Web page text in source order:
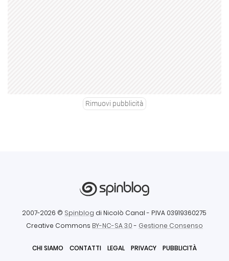
Rimuovi pubblicità
2007-2026 © Spinblog di Nicolò Canal - P.IVA 03919360275
Creative Commons BY-NC-SA 3.0- Gestione Consenso
CHI SIAMO CONTATTI LEGAL PRIVACY PUBBLICITÀ